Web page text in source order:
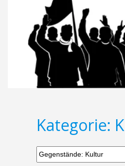
Kategorie: